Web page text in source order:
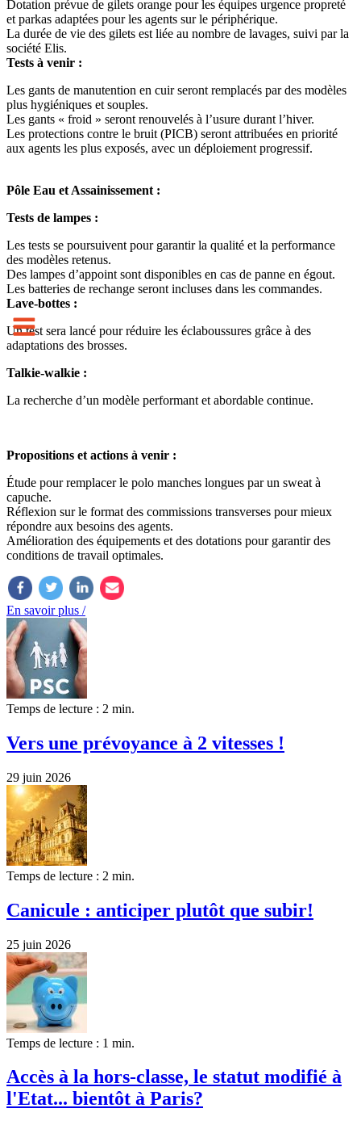
Dotation prévue de gilets orange pour les équipes urgence propreté
et parkas adaptées pour les agents sur le périphérique.
La durée de vie des gilets est liée au nombre de lavages, suivi par la
société Elis.
Tests à venir :
Les gants de manutention en cuir seront remplacés par des modèles
plus hygiéniques et souples.
Les gants « froid » seront renouvelés à l’usure durant l’hiver.
Les protections contre le bruit (PICB) seront attribuées en priorité
aux agents les plus exposés, avec un déploiement progressif.
Pôle Eau et Assainissement :
Tests de lampes :
Les tests se poursuivent pour garantir la qualité et la performance
des modèles retenus.
Des lampes d’appoint sont disponibles en cas de panne en égout.
Les batteries de rechange seront incluses dans les commandes.
Lave-bottes :
Un test sera lancé pour réduire les éclaboussures grâce à des
adaptations des brosses.
Talkie-walkie :
La recherche d’un modèle performant et abordable continue.
Propositions et actions à venir :
Étude pour remplacer le polo manches longues par un sweat à
capuche.
Réflexion sur le format des commissions transverses pour mieux
répondre aux besoins des agents.
Amélioration des équipements et des dotations pour garantir des
conditions de travail optimales.
En savoir plus /
Temps de lecture : 2 min.
Vers une prévoyance à 2 vitesses !
29 juin 2026
Temps de lecture : 2 min.
Canicule : anticiper plutôt que subir!
25 juin 2026
Temps de lecture : 1 min.
Accès à la hors-classe, le statut modifié à
l'Etat... bientôt à Paris?